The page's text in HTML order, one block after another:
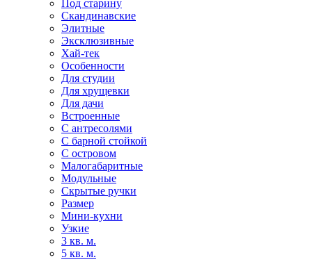
Под старину
Скандинавские
Элитные
Эксклюзивные
Хай-тек
Особенности
Для студии
Для хрущевки
Для дачи
Встроенные
С антресолями
С барной стойкой
С островом
Малогабаритные
Модульные
Скрытые ручки
Размер
Мини-кухни
Узкие
3 кв. м.
5 кв. м.